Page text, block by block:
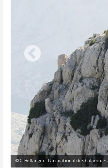
© C. Bellanger - Parc national des Calanques